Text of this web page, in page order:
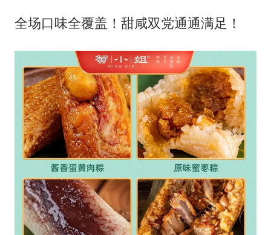
全场口味全覆盖！甜咸双党通通满足！